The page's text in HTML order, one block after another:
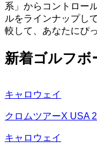
系」からコントロー
ルをラインナップし
較して、あなたにぴ
新着ゴルフボ
キャロウェイ
クロムツアーX USA
キャロウェイ